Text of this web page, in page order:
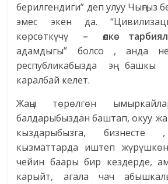
берилгендиги” деп улуу Чыңгыз
эмес экен да.
көрсөткүчү – өлкө
адамдыгы” болсо , анда
республикабызда эң башкы
каралбай келет.
Жаңы төрөлгөн
балдарыбыздан баштап, окуу
кыздарыбызга, бизнесте
кызматтарда иштеп
чейин баары бир кездерде,
карыйт, агала чач